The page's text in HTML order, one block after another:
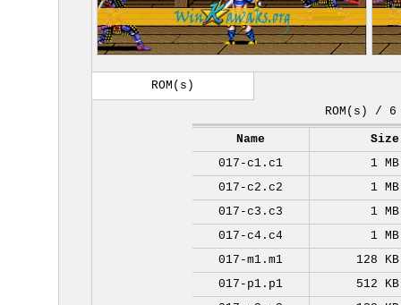
ROM(s)
ROM(s) / 6
Name
Size
017-c1.c1
1 MB
017-c2.c2
1 MB
017-c3.c3
1 MB
017-c4.c4
1 MB
017-m1.m1
128 KB
017-p1.p1
512 KB